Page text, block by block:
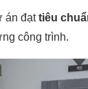
án đạttiêu
công trình.